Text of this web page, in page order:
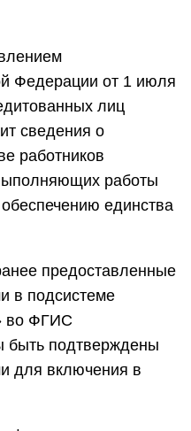
Федерации от 1 июля
лиц
сведения о
работников
работы
единства
предоставленные
в подсистеме
во ФГИС
быть подтверждены
для включения в